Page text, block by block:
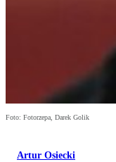
Foto: Fotorzepa, Darek Golik
Artur Osiecki